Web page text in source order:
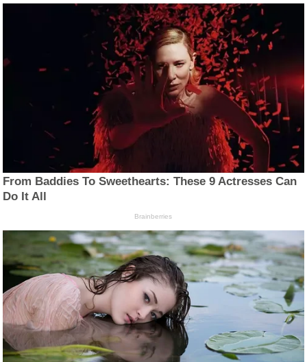
From Baddies To Sweethearts: These 9 Actresses Can
Do It All
Brainberries